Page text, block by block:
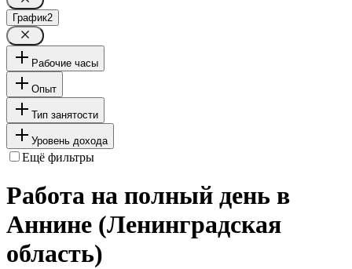
График2
Рабочие часы
Опыт
Тип занятости
Уровень дохода
Ещё фильтры
Работа на полный день в
Аннине (Ленинградская
область)